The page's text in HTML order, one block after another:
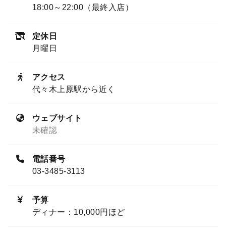
18:00～22:00（最終入店）
定休日
月曜日
アクセス
代々木上原駅から近く
ウェブサイト
未確認
電話番号
03-3485-3113
予算
ディナー：10,000円ほど